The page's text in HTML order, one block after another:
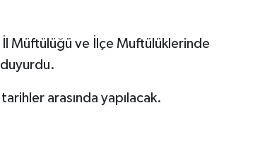
İl Müftülüğü ve İlçe Muftülüklerinde
duyurdu.
arasında yapılacak.